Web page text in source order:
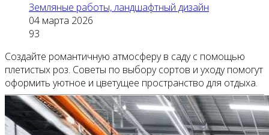
Земляные работы, ландшафтный дизайн
04 марта 2026
93
Создайте романтичную атмосферу в саду с помощью
плетистых роз. Советы по выбору сортов и уходу помогут
оформить уютное и цветущее пространство для отдыха.